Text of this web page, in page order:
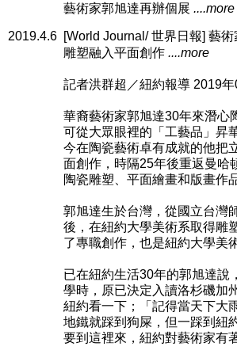
藝術家郭旭達再辦個展 ....more
2019.4.6 [World Journal/ 世界日報] 藝
雕塑融入平面創作 ....more
記者洪群超／紐約報導 2019
華裔藝術家郭旭達30年來潛心
可從大眾眼裡的「工藝品」昇
今在陶瓷藝術卓有成就的他把
面創作，時隔25年後重返曼哈
陶瓷雕塑、平面繪畫和版畫作
郭旭達生於台灣，從國立台灣
後，在紐約大學美術系取得雕
了專職創作，也是紐約大學美
已在紐約生活30年的郭旭達說
學時，原已決定入讀洛杉磯加
紐約看一下；「記得當天下大
地鐵就踩到狗屎，但一踩到紐
要到這裡來，紐約對藝術家有